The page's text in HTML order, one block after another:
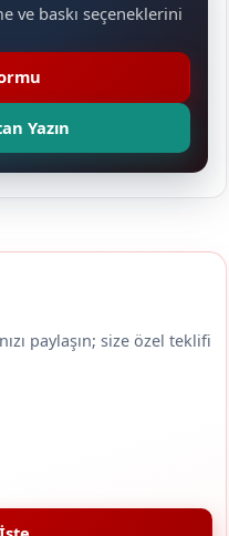
ve baskı seçeneklerini
Yazın
paylaşın; size özel teklifi